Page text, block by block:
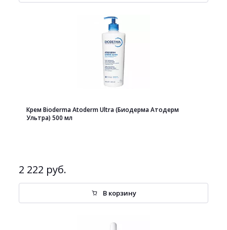
Крем Bioderma Atoderm Ultra (Биодерма Атодерм
Ультра) 500 мл
2 222 руб.
В корзину